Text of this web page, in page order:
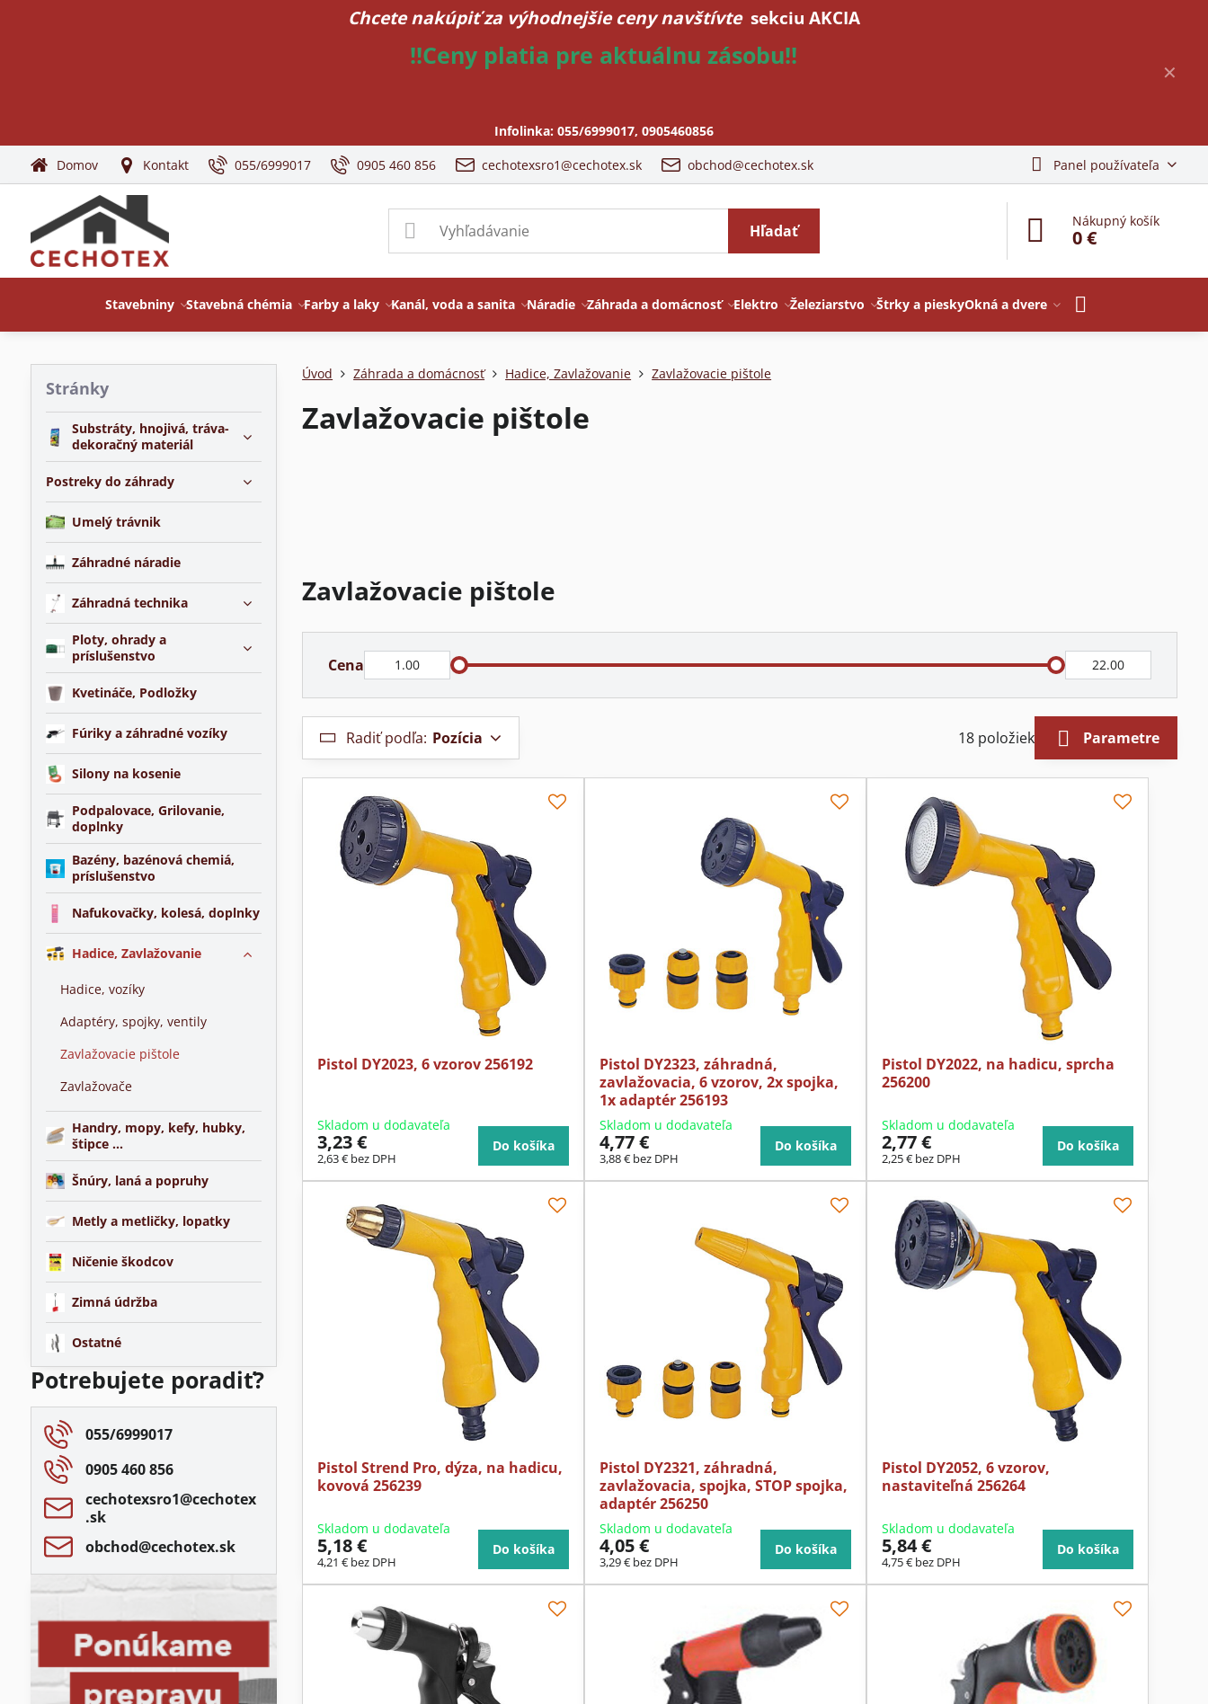
✕
Chcete nakúpiť za výhodnejšie ceny navštívte sekciu AKCIA
!!Ceny platia pre aktuálnu zásobu!!
Infolinka: 055/6999017, 0905460856
Domov
Kontakt 055/6999017 0905 460 856 cechotexsro1@cechotex.sk obchod@cechotex.sk Panel používateľa
Hľadať
Nákupný košík
0 €
Stavebniny Stavebná chémia Farby a laky Kanál, voda a sanita Náradie Záhrada a domácnosť Elektro Železiarstvo Štrky a pieskyOkná a dvere
Úvod Záhrada a domácnosť Hadice, Zavlažovanie Zavlažovacie pištole
Zavlažovacie pištole
Zavlažovacie pištole
Radiť podľa: Pozícia 18 položiek Parametre
Pistol DY2023, 6 vzorov 256192
Skladom u dodavateľa
3,23 €
2,63 € bez DPH
Do košíka
Pistol DY2323, záhradná,
zavlažovacia, 6 vzorov, 2x spojka,
1x adaptér 256193
Skladom u dodavateľa
4,77 €
3,88 € bez DPH
Do košíka
Pistol DY2022, na hadicu, sprcha
256200
Skladom u dodavateľa
2,77 €
2,25 € bez DPH
Do košíka
Pistol Strend Pro, dýza, na hadicu,
kovová 256239
Skladom u dodavateľa
5,18 €
4,21 € bez DPH
Do košíka
Pistol DY2321, záhradná,
zavlažovacia, spojka, STOP spojka,
adaptér 256250
Skladom u dodavateľa
4,05 €
3,29 € bez DPH
Do košíka
Pistol DY2052, 6 vzorov,
nastaviteľná 256264
Skladom u dodavateľa
5,84 €
4,75 € bez DPH
Do košíka
Cena Do:
Stránky
Substráty, hnojivá, tráva-
dekoračný materiál
Postreky do záhrady
Umelý trávnik
Záhradné náradie
Záhradná technika
Ploty, ohrady a
príslušenstvo
Kvetináče, Podložky
Fúriky a záhradné vozíky
Silony na kosenie
Podpalovace, Grilovanie,
doplnky
Bazény, bazénová chemiá,
príslušenstvo
Nafukovačky, kolesá, doplnky
Hadice, Zavlažovanie
Hadice, vozíky
Adaptéry, spojky, ventily
Zavlažovacie pištole
Zavlažovače
Handry, mopy, kefy, hubky,
štipce ...
Šnúry, laná a popruhy
Metly a metličky, lopatky
Ničenie škodcov
Zimná údržba
Ostatné
Potrebujete poradiť?
055/6999017
0905 460 856
cechotexsro1​@cechotex​
.sk
obchod​@cechotex​.sk